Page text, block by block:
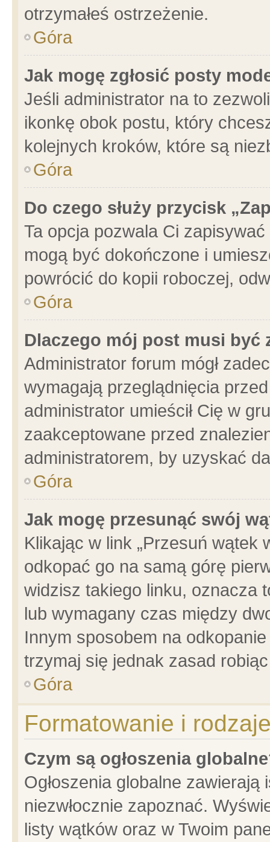
otrzymałeś ostrzeżenie.
Góra
Jak mogę zgłosić posty
Jeśli administrator na to
ikonkę obok postu, który
kolejnych kroków, które są
Góra
Do czego służy przycisk
Ta opcja pozwala Ci
mogą być dokończone i
powrócić do kopii roboczej,
Góra
Dlaczego mój post musi być
Administrator forum mógł
wymagają przeglądnięcia
administrator umieścił Cię w
zaakceptowane przed
administratorem, by uzyskać
Góra
Jak mogę przesunąć swój
Klikając w link „Przesuń wątek
odkopać go na samą górę
widzisz takiego linku, oznacza
lub wymagany czas między
Innym sposobem na
trzymaj się jednak zasad
Góra
Formatowanie i
Czym są ogłoszenia
Ogłoszenia globalne
niezwłocznie zapoznać.
listy wątków oraz w Twoim